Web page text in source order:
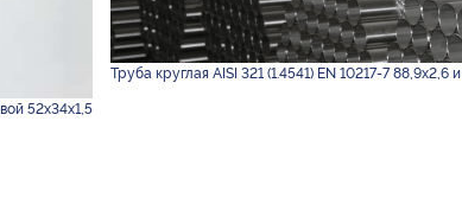
52х34х1,5
Труба круглая AISI 321 (1.4541) EN 10217-7 88,9х2,6 и